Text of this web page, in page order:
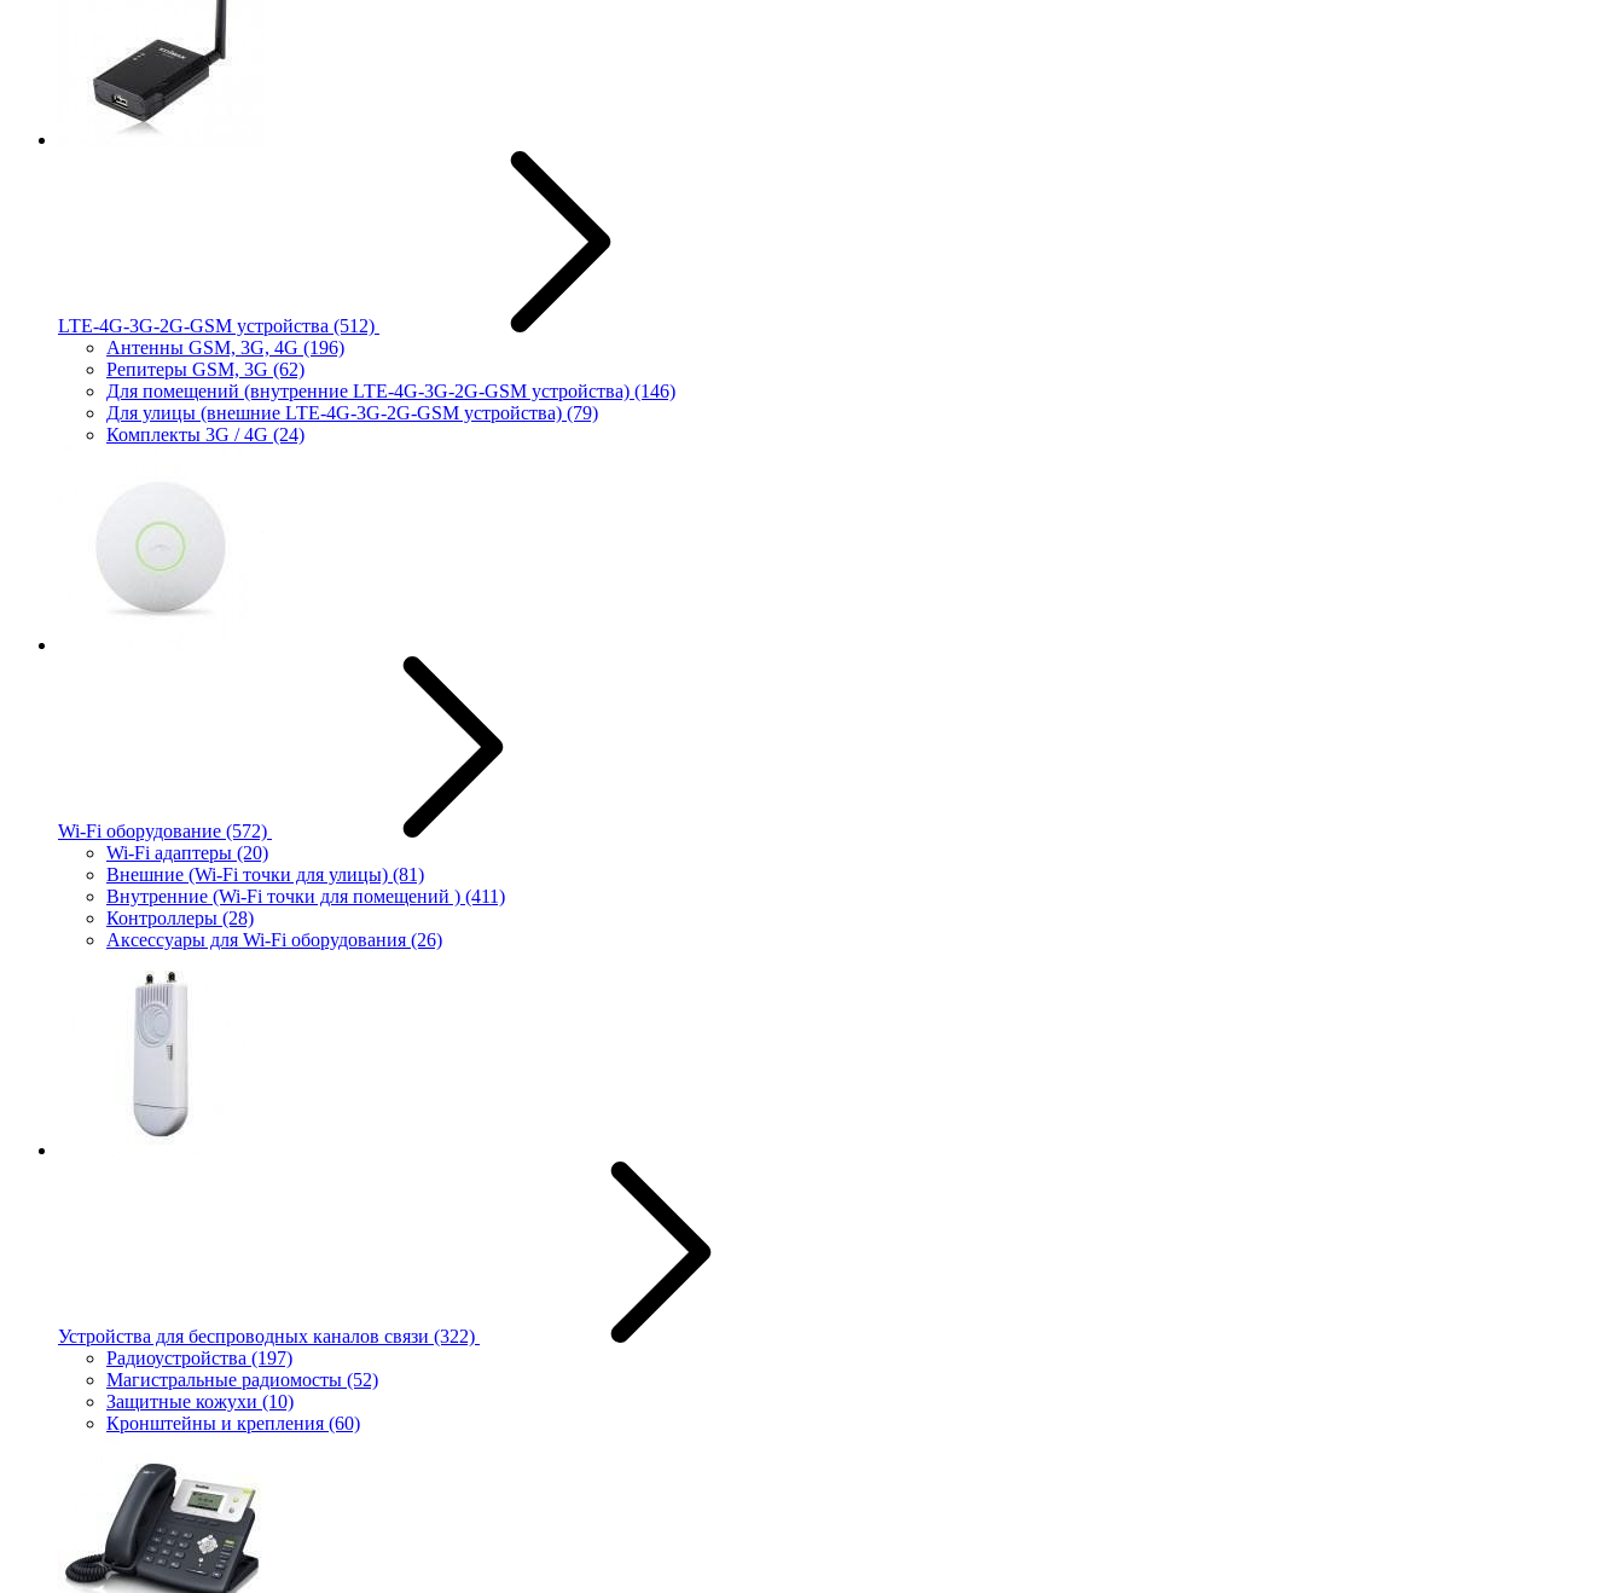
LTE-4G-3G-2G-GSM устройства (512)
Антенны GSM, 3G, 4G (196)
Репитеры GSM, 3G (62)
Для помещений (внутренние LTE-4G-3G-2G-GSM устройства) (146)
Для улицы (внешние LTE-4G-3G-2G-GSM устройства) (79)
Комплекты 3G / 4G (24)
Wi-Fi оборудование (572)
Wi-Fi адаптеры (20)
Внешние (Wi-Fi точки для улицы) (81)
Внутренние (Wi-Fi точки для помещений ) (411)
Контроллеры (28)
Аксессуары для Wi-Fi оборудования (26)
Устройства для беспроводных каналов связи (322)
Радиоустройства (197)
Магистральные радиомосты (52)
Защитные кожухи (10)
Кронштейны и крепления (60)